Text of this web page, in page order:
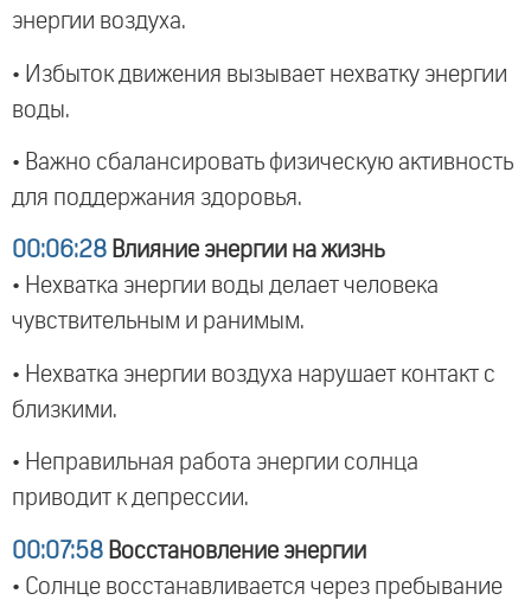
энергии воздуха.
• Избыток движения вызывает нехватку энергии
воды.
• Важно сбалансировать физическую активность
для поддержания здоровья.
00:06:28 Влияние энергии на жизнь
• Нехватка энергии воды делает человека
чувствительным и ранимым.
• Нехватка энергии воздуха нарушает контакт с
близкими.
• Неправильная работа энергии солнца
приводит к депрессии.
00:07:58 Восстановление энергии
• Солнце восстанавливается через пребывание